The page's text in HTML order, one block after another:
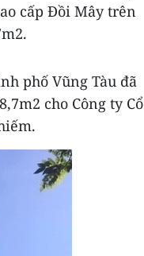
cấp Đồi Mây trên
phố Vũng Tàu đã
cho Công ty Cổ